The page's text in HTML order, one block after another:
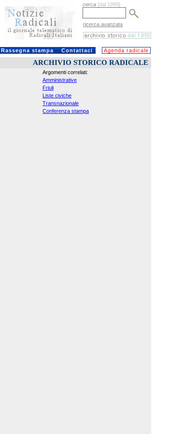
cerca [dal 1999]
ricerca avanzata
Rassegna stampa Contattaci Agenda radicale
ARCHIVIO STORICO RADICALE
Argomenti correlati:
Amministrative
Friuli
Liste civiche
Transnazionale
Conferenza stampa